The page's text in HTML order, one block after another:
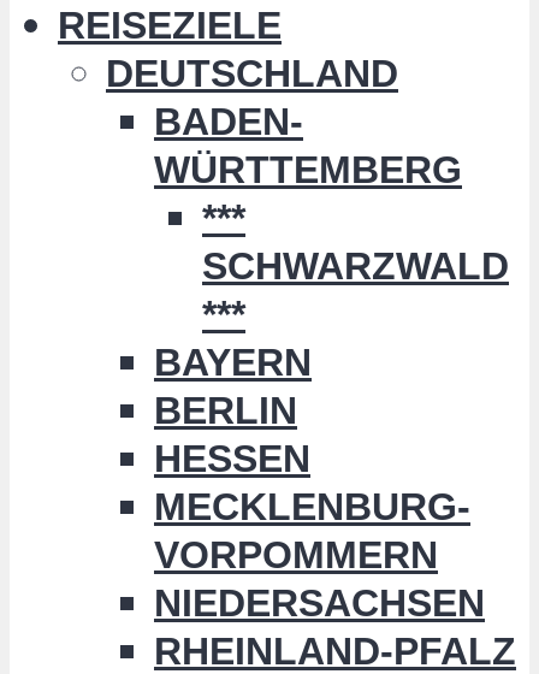
REISEZIELE
DEUTSCHLAND
BADEN-
WÜRTTEMBERG
***
SCHWARZWALD
***
BAYERN
BERLIN
HESSEN
MECKLENBURG-
VORPOMMERN
NIEDERSACHSEN
RHEINLAND-PFALZ